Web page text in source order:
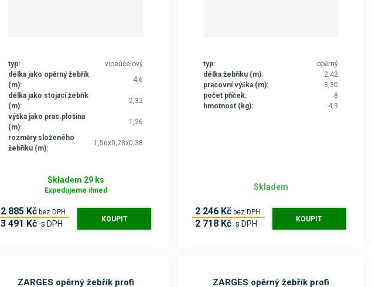
typ:
víceúčelový
délka jako opěrný žebřík
(m):
4,6
délka jako stojací žebřík
(m):
2,32
výška jako prac.plošina
(m):
1,26
rozměry složeného
žebříku (m):
1,56x0,28x0,38
Skladem 29 ks
Expedujeme ihned
2 885 Kč bez DPH
3 491 Kč s DPH KOUPIT
typ:
opěrný
délka žebříku (m):
2,42
pracovní výška (m):
3,30
počet příček:
8
hmotnost (kg):
4,3
Skladem
2 246 Kč bez DPH
2 718 Kč s DPH KOUPIT
ZARGES opěrný žebřík profi
ZARGES opěrný žebřík profi